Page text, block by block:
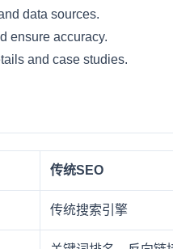
data sources.
ensure accuracy.
and case studies.
传统SEO
传统搜索引擎